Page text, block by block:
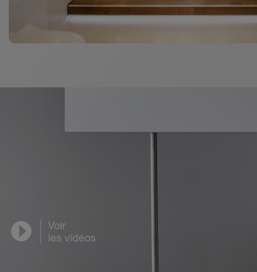
avec clapet anti-retour peut également y être mis
dans le système d'écoulement (ne convient pas
Remarque :
l'eau de la chape doit être réalisée avec Schlüter-
Les profilés Schlüter-SHOWERPROFILE-S et -R
SHOWERPROFILE-S avec pente assure la
Schlüter-KERDI (voir fiche produit 8.1) ou de
Pour le respect des normes de protection
Schlüter-KERDI-LINE-SR satisfont, dans les
choc, aux bruits des installations et aux bruits
LINE-SR.Voir
les vidéos